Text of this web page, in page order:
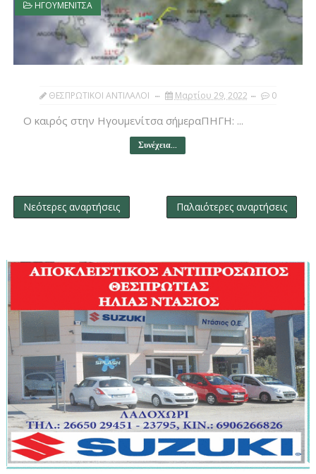
ΗΓΟΥΜΕΝΙΤΣΑ
ΘΕΣΠΡΩΤΙΚΟΙ ΑΝΤΙΛΑΛΟΙ Μαρτίου 29, 2022 0
Ο καιρός στην Ηγουμενίτσα σήμεραΠΗΓΗ: ...
Συνέχεια...
Νεότερες αναρτήσεις Παλαιότερες αναρτήσεις